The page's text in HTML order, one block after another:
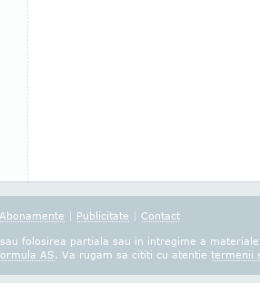
Abonamente | Publicitate | Contact
folosirea partiala sau in intregime a
AS. Va rugam sa cititi cu atentie termenii